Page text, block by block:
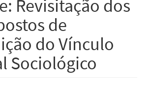
Revisitação dos
de
do Vínculo
Sociológico